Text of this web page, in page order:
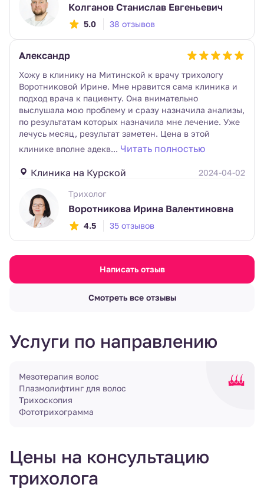
Колганов Станислав Евгеньевич
5.0 38 отзывов
Александр
Хожу в клинику на Митинской к врачу трихологу
Воротниковой Ирине. Мне нравится сама клиника и
подход врача к пациенту. Она внимательно
выслушала мою проблему и сразу назначила анализы,
по результатам которых назначила мне лечение. Уже
лечусь месяц, результат заметен. Цена в этой
клинике вполне адекв... Читать полностью
Клиника на Курской 2024-04-02
Трихолог
Воротникова Ирина Валентиновна
4.5 35 отзывов
Написать отзыв
Смотреть все отзывы
Услуги по направлению
Мезотерапия волос
Плазмолифтинг для волос
Трихоскопия
Фототрихограмма
Цены на консультацию
трихолога